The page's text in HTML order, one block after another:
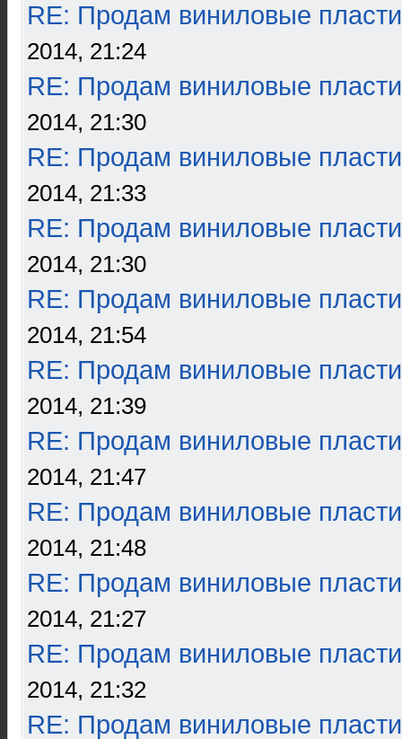
RE: Продам виниловые
2014, 21:24
RE: Продам виниловые
2014, 21:30
RE: Продам виниловые
2014, 21:33
RE: Продам виниловые
2014, 21:30
RE: Продам виниловые
2014, 21:54
RE: Продам виниловые
2014, 21:39
RE: Продам виниловые
2014, 21:47
RE: Продам виниловые
2014, 21:48
RE: Продам виниловые
2014, 21:27
RE: Продам виниловые
2014, 21:32
RE: Продам виниловые